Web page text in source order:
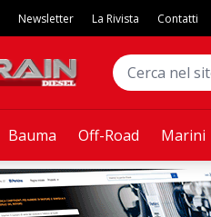
Bauma Off-Road Marini
Newsletter La Rivista Contatti